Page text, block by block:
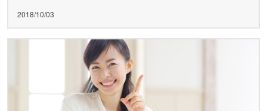
2018/10/03